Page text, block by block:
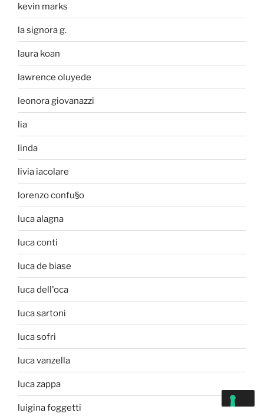
kevin marks
la signora g.
laura koan
lawrence oluyede
leonora giovanazzi
lia
linda
livia iacolare
lorenzo confu§o
luca alagna
luca conti
luca de biase
luca dell'oca
luca sartoni
luca sofri
luca vanzella
luca zappa
luigina foggetti